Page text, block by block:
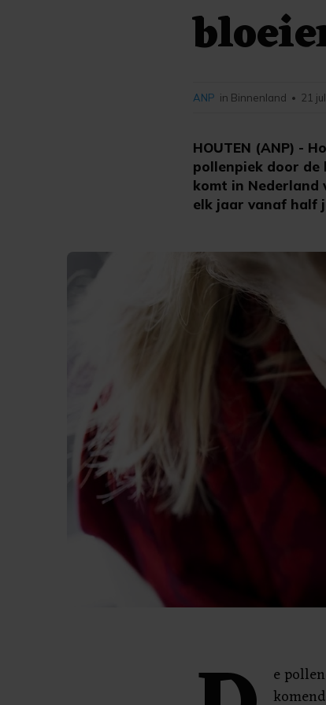
HOUTEN (ANP) -
pollenpiek door
komt in Nederland
elk jaar vanaf half
ANP in Binnenland • 21
e